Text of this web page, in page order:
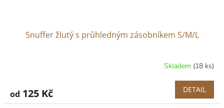
Snuffer žlutý s průhledným zásobníkem S/M/L
Skladem (18 ks)
od 125 Kč DETAIL